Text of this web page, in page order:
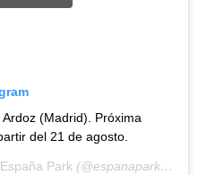
(Madrid). Próxima
del 21 de agosto.
España Park (@espanapark) el